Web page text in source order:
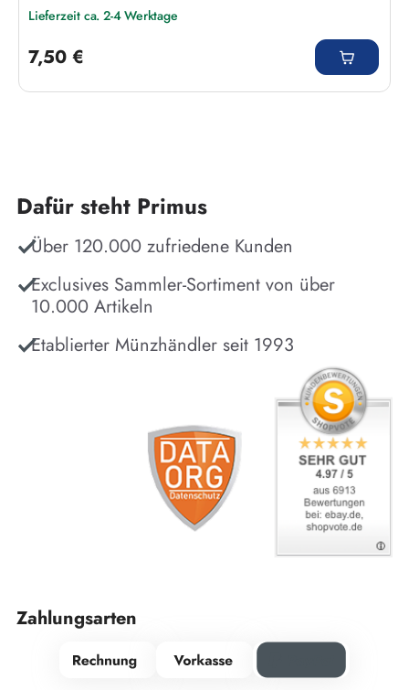
Lieferzeit ca. 2-4 Werktage
7,50 €
Dafür steht Primus
Über 120.000 zufriedene Kunden
Exclusives Sammler-Sortiment von über
10.000 Artikeln
Etablierter Münzhändler seit 1993
Zahlungsarten